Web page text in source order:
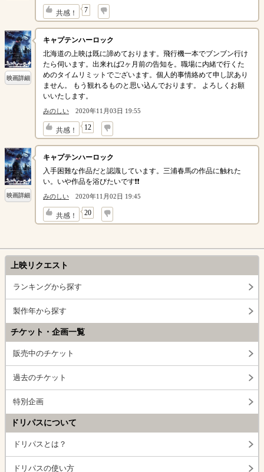
共感！ 7
↓
映画詳細
キャプテンハーロック
北海道の上映は既に諦めております。飛行機一本でブンブン行け
たら伺います。出来れば2ヶ月前の告知を。職場に内緒で行くた
めのタイムリミットでございます。個人的事情絡めて申し訳あり
ません。 もう観れるものと思い込んでおります。 よろしくお願
いいたします。
みのしい 2020年11月03日 19:55
共感！ 12
↓
映画詳細
キャプテンハーロック
入手困難な作品だと認識しています。三浦春馬の作品に触れた
い。いや作品を浴びたいです❗❗
みのしい 2020年11月02日 19:45
共感！ 20
↓
上映リクエスト
ランキングから探す
製作年から探す
チケット・企画一覧
販売中のチケット
過去のチケット
特別企画
ドリパスについて
ドリパスとは？
ドリパスの使い方